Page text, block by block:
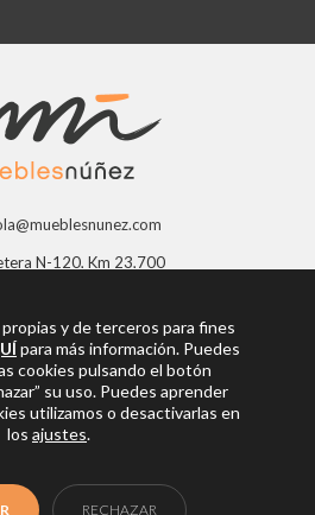
N-120, Km 23,700
941 363 997
Facebook
2026Muebles Núñez
y de terceros para fines
para más información. Puedes
cookies pulsando el botón
su uso. Puedes aprender
utilizamos o desactivarlas en
los ajustes.
RECHAZAR